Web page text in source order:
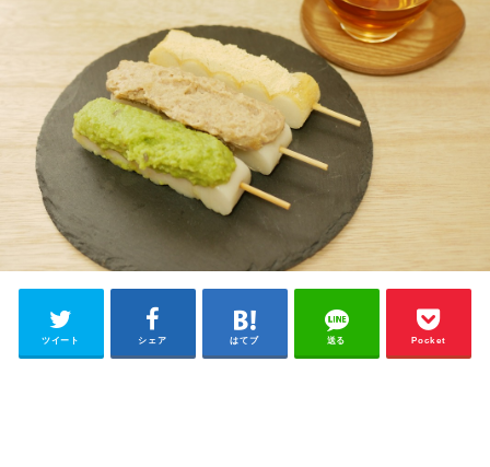
ツイート シェア はてブ 送る Pocket